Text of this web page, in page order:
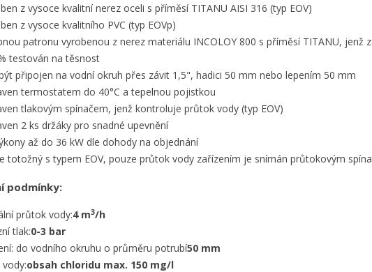
z vysoce kvalitní nerez oceli s příměsí TITANU AISI 316 (typ EOV)
z vysoce kvalitního PVC (typ EOVp)
patronu vyrobenou z nerez materiálu INCOLOY 800 s příměsí TITANU, jenž
testován na těsnost
připojen na vodní okruh přes závit 1,5", hadici 50 mm nebo lepením 50 mm
termostatem do 40°C a tepelnou pojistkou
tlakovým spínačem, jenž kontroluje průtok vody (typ EOV)
2 ks držáky pro snadné upevnění
až do 36 kW dle dohody na objednání
totožný s typem EOV, pouze průtok vody zařízením je snímán průtokovým
podmínky:
průtok vody:4 m3/h
tlak:0-3 bar
do vodního okruhu o průměru potrubí50 mm
vody:obsah chloridu max. 150 mg/l
wishlists
Create new list
seznam přání
seznamu přání
Zrušit
se
být přihlášen, abyste si mohli výrobky uložit do svého seznamu